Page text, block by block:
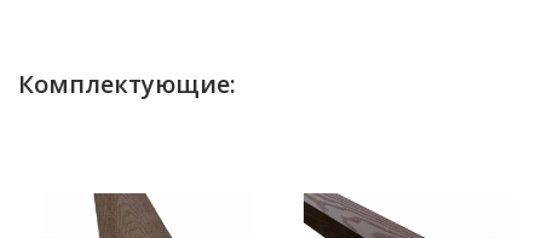
Комплектующие: